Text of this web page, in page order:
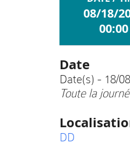
08/18/
00:00
Date
Date(s) - 18/
Toute la
DD